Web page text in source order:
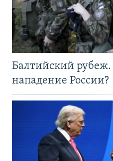
Балтийский рубеж.
нападение России?